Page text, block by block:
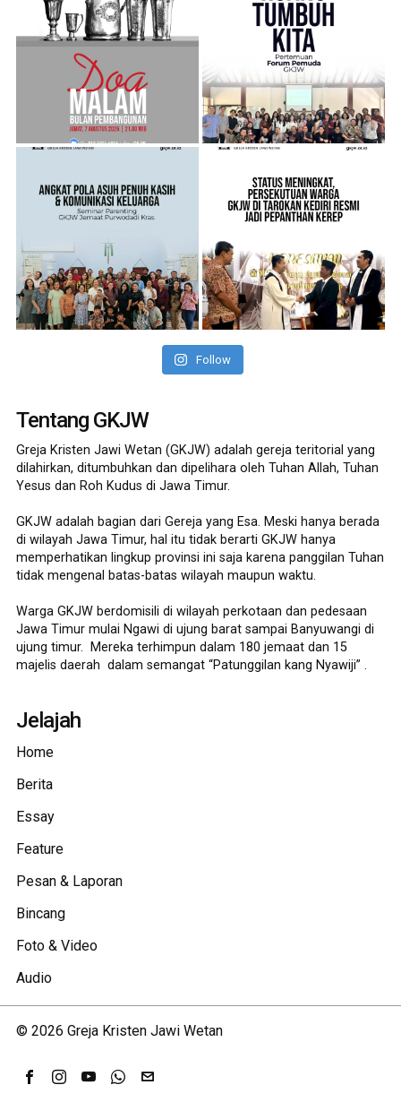
Follow
Tentang GKJW
Greja Kristen Jawi Wetan (GKJW) adalah gereja teritorial yang
dilahirkan, ditumbuhkan dan dipelihara oleh Tuhan Allah, Tuhan
Yesus dan Roh Kudus di Jawa Timur.
GKJW adalah bagian dari Gereja yang Esa. Meski hanya berada
di wilayah Jawa Timur, hal itu tidak berarti GKJW hanya
memperhatikan lingkup provinsi ini saja karena panggilan Tuhan
tidak mengenal batas-batas wilayah maupun waktu.
Warga GKJW berdomisili di wilayah perkotaan dan pedesaan
Jawa Timur mulai Ngawi di ujung barat sampai Banyuwangi di
ujung timur. Mereka terhimpun dalam 180 jemaat dan 15
majelis daerah dalam semangat “Patunggilan kang Nyawiji” .
Jelajah
Home
Berita
Essay
Feature
Pesan & Laporan
Bincang
Foto & Video
Audio
© 2026 Greja Kristen Jawi Wetan